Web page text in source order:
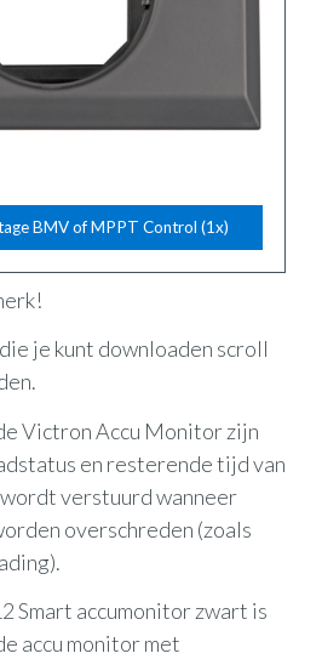
BMV of MPPT Control (1x)
je kunt downloaden scroll
Victron Accu Monitor zijn
en resterende tijd van
wordt verstuurd wanneer
overschreden (zoals
Smart accumonitor zwart is
accu monitor met